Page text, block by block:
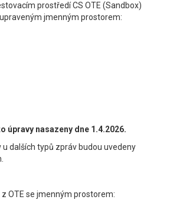
prostředí CS OTE (Sandbox)
jmenným prostorem:
úpravy nasazeny dne 1.4.2026.
dalších typů zpráv budou uvedeny
OTE se jmenným prostorem: